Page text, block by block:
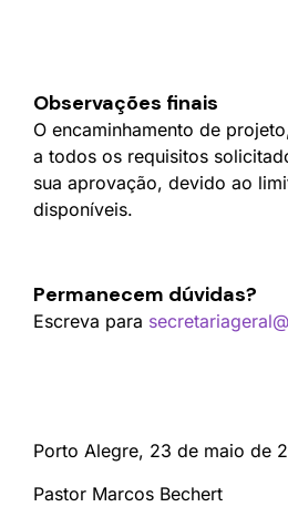
Observações finais
O encaminhamento de
a todos os requisitos
sua aprovação, devido ao
disponíveis.
Permanecem dúvidas?
Escreva para
Porto Alegre, 23 de maio de
Pastor Marcos Bechert